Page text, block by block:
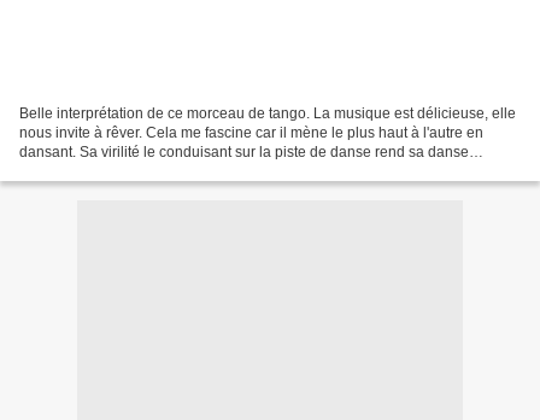
Belle interprétation de ce morceau de tango. La musique est délicieuse, elle
nous invite à rêver. Cela me fascine car il mène le plus haut à l'autre en
dansant. Sa virilité le conduisant sur la piste de danse rend sa danse